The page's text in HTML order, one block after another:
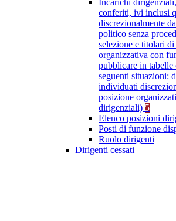
Incarichi
conferiti, ivi inclusi
discrezionalmente
politico senza
selezione e titolari
organizzativa con
pubblicare in tabelle
seguenti situazioni:
individuati
posizione
dirigenziali) 5
Elenco posizioni
Posti di funzione
Ruolo dirigenti
Dirigenti cessati